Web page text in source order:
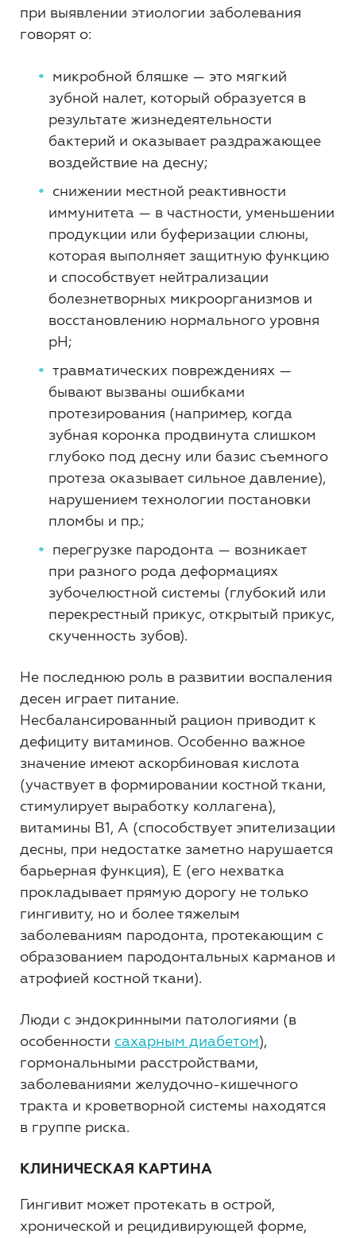
при выявлении этиологии заболевания
говорят о:
микробной бляшке — это мягкий
зубной налет, который образуется в
результате жизнедеятельности
бактерий и оказывает раздражающее
воздействие на десну;
снижении местной реактивности
иммунитета — в частности, уменьшении
продукции или буферизации слюны,
которая выполняет защитную функцию
и способствует нейтрализации
болезнетворных микроорганизмов и
восстановлению нормального уровня
pH;
травматических повреждениях —
бывают вызваны ошибками
протезирования (например, когда
зубная коронка продвинута слишком
глубоко под десну или базис съемного
протеза оказывает сильное давление),
нарушением технологии постановки
пломбы и пр.;
перегрузке пародонта — возникает
при разного рода деформациях
зубочелюстной системы (глубокий или
перекрестный прикус, открытый прикус,
скученность зубов).
Не последнюю роль в развитии воспаления
десен играет питание.
Несбалансированный рацион приводит к
дефициту витаминов. Особенно важное
значение имеют аскорбиновая кислота
(участвует в формировании костной ткани,
стимулирует выработку коллагена),
витамины В1, А (способствует эпителизации
десны, при недостатке заметно нарушается
барьерная функция), Е (его нехватка
прокладывает прямую дорогу не только
гингивиту, но и более тяжелым
заболеваниям пародонта, протекающим с
образованием пародонтальных карманов и
атрофией костной ткани).
Люди с эндокринными патологиями (в
особенности сахарным диабетом),
гормональными расстройствами,
заболеваниями желудочно-кишечного
тракта и кроветворной системы находятся
в группе риска.
КЛИНИЧЕСКАЯ КАРТИНА
Гингивит может протекать в острой,
хронической и рецидивирующей форме,